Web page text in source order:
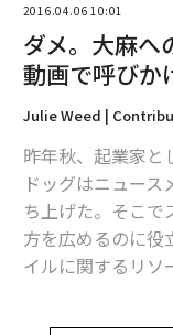
2016.04.06 10:01
ダメ。大麻
動画で呼びか
Julie Weed |
昨年秋、起業家と
ドッグはニュー
ち上げた。そこで
方を広めるのに役
イルに関するリソ